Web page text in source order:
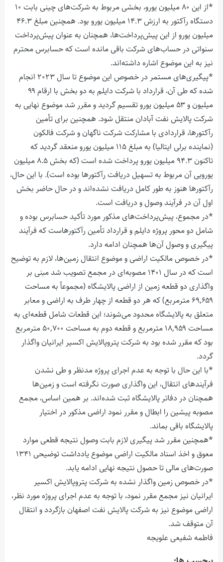
*از این ۸۰ میلیون یورو، بخشی مربوط به شرکت‌های چینی بابت ۱۰
دستگاه رآکتور به ارزش ۱۴.۳ میلیون یورو بود. همچنین مبلغ ۴۶.۳
میلیون یورو از این پیش‌پرداخت‌ها، همچنان به عنوان پیش‌پرداخت
سنواتی در حساب‌های شرکت باقی مانده است که حسابرس محترم
نیز به این موضوع اشاره داشته‌اند.
*پیگیری‌های مستمر در خصوص این موضوع تا سال ۲۰۲۳ انجام
شده که طی آن، قرارداد با شرکت دایلم به دو بخش با ارقام ۹۹
میلیون و ۵۳ میلیون یورو تقسیم گردید و مقرر شد موضوع نهایی به
شرکت پالایش نفت آبادان منتقل شود. همچنین برای تأمین
رآکتورها، قراردادی با مشارکت شرکت ناگهان و شرکت فالکون
(نماینده برلی ایتالیا) به مبلغ ۱۱۵ میلیون یورو منعقد گردید که
تاکنون ۹۴.۳ میلیون یورو پرداخت شده است (که بخش ۸.۵ میلیون
یورویی آن مربوط به تسهیل دریافت رآکتورها بوده است). با این حال،
رآکتورها هنوز به طور کامل دریافت نشده‌اند و در حال حاضر بخش
اول آن در فرآیند وصول و دریافت است.
*در مجموع، پیش‌پرداخت‌های مذکور مورد تأکید حسابرس بوده و
شامل دو محور پروژه دایلم و قرارداد تأمین رآکتورهاست که فرآیند
پیگیری و وصول آن‌ها همچنان ادامه دارد.
*در خصوص مالکیت اراضی و موضوع انتقال زمین‌ها، لازم به توضیح
است که در سال ۱۴۰۱ مصوبه‌ای در مجمع تصویب شد مبنی بر
واگذاری دو قطعه زمین از اراضی پالایشگاه (مجموعاً به مساحت
۶۹,۶۵۹ مترمربع) که هر دو قطعه از چهار طرف به اراضی و معابر
متعلق به پالایشگاه محدود می‌شوند؛ این قطعات شامل قطعه‌ای به
مساحت ۱۸,۹۵۹ مترمربع و قطعه دوم به مساحت ۵۰,۷۰۰ مترمربع
بود که مقرر شده بود به شرکت پتروپالایش اکسیر ایرانیان واگذار
گردد.
*با این حال با توجه به عدم اجرای پروژه مدنظر و طی نشدن
فرآیندهای انتقال، این واگذاری صورت نگرفته است و زمین‌ها
همچنان در دفاتر پالایشگاه ثبت شده‌اند. بر همین اساس، مجمع
مصوبه پیشین را ابطال و مقرر نمود اراضی مذکور در اختیار
پالایشگاه باقی بماند.
*همچنین مقرر شد پیگیری لازم بابت وصول نتیجه قطعی موارد
معوق و اخذ اسناد مالکیت اراضی موضوع یادداشت توضیحی ۱۳۴۱
صورت‌های مالی تا حصول نتیجه نهایی ادامه یابد.
*در خصوص زمین واگذار نشده به شرکت پتروپالایش اکسیر
ایرانیان نیز مجمع مقرر نمود، با توجه به عدم اجرای پروژه مورد نظر،
اراضی موضوع نیز به شرکت پالایش نفت اصفهان بازگردد و انتقال
آن متوقف شد.
فاطمه شفیعی علویجه